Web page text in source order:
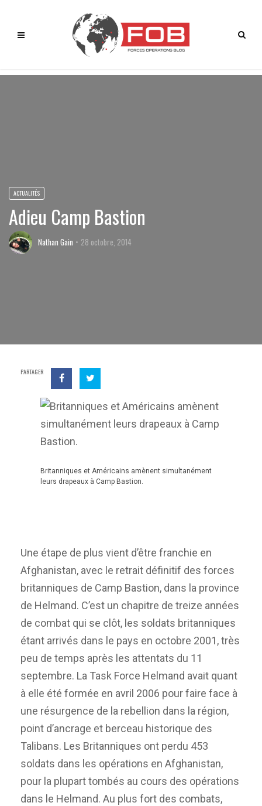
ACTUALITÉS
Adieu Camp Bastion
Nathan Gain 28 octobre, 2014
PARTAGER
Britanniques et Américains amènent simultanément
leurs drapeaux à Camp Bastion.
Une étape de plus vient d’être franchie en
Afghanistan, avec le retrait définitif des forces
britanniques de Camp Bastion, dans la province
de Helmand. C’est un chapitre de treize années
de combat qui se clôt, les soldats britanniques
étant arrivés dans le pays en octobre 2001, très
peu de temps après les attentats du 11
septembre. La Task Force Helmand avait quant
à elle été formée en avril 2006 pour faire face à
une résurgence de la rebellion dans la région,
point d’ancrage et berceau historique des
Talibans. Les Britanniques ont perdu 453
soldats dans les opérations en Afghanistan,
pour la plupart tombés au cours des opérations
dans le Helmand. Au plus fort des combats,